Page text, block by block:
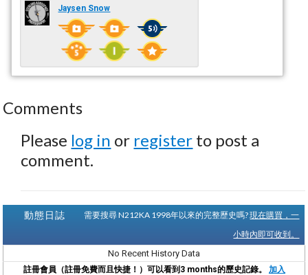
Jaysen Snow
Comments
Please log in or register to post a
comment.
動態日誌 需要搜尋 N212KA 1998年以來的完整歷史嗎?現在購買，一
小時內即可收到。
No Recent History Data
註冊會員（註冊免費而且快捷！）可以看到3 months的歷史記錄。 加入